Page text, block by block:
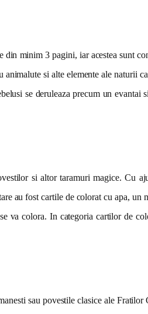
minim 3 pagini, iar acestea sunt
si alte elemente ale naturii
se deruleaza precum un
si altor taramuri magice. Cu
au fost cartile de colorat cu apa,
va colora. In categoria cartilor de
sau povestile clasice ale